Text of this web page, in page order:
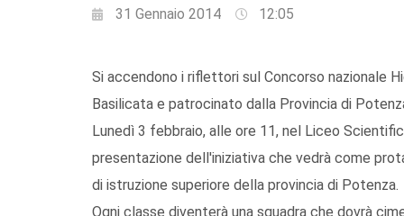
31 Gennaio 2014 12:05
Si accendono i riflettori sul Concorso nazionale
Basilicata e patrocinato dalla Provincia di
Lunedì 3 febbraio, alle ore 11, nel Liceo
presentazione dell'iniziativa che vedrà come
di istruzione superiore della provincia di Potenza.
Ogni classe diventerà una squadra che dovrà